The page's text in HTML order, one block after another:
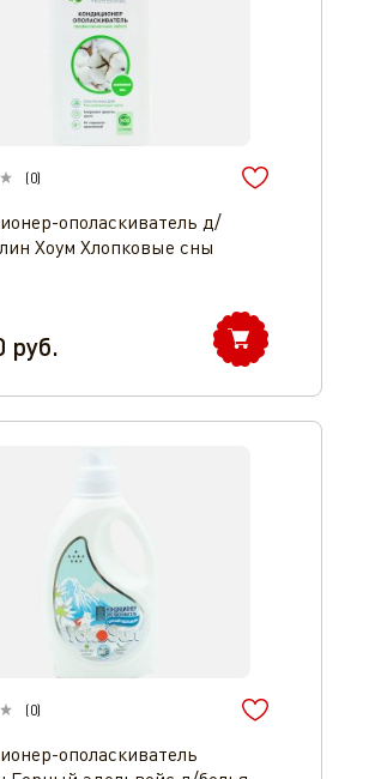
(0)
ополаскиватель д/
Хоум Хлопковые сны
руб.
(0)
ополаскиватель